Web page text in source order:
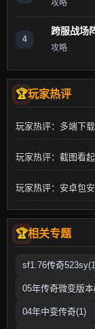
攻略
4
跨服战场
攻略
玩家热评
玩家热评：多端下
玩家热评：截图看
玩家热评：安卓包
相关专题
sf1.76传奇
05年传奇微变版本
04年中变传奇(1)